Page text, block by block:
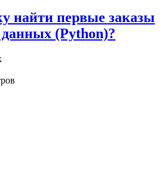
найти первые заказы
(Python)?